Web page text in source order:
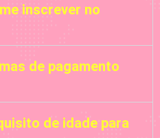
inscrever no
de pagamento
de idade para